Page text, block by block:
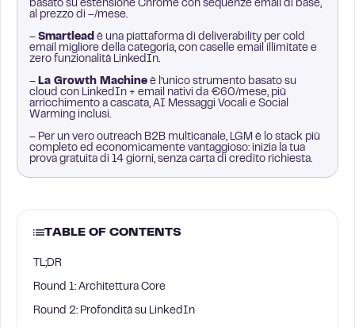
basato su estensione Chrome con sequenze email di base,
al prezzo di –/mese.
– Smartlead è una piattaforma di deliverability per cold
email migliore della categoria, con caselle email illimitate e
zero funzionalità LinkedIn.
– La Growth Machine è l’unico strumento basato su
cloud con LinkedIn + email nativi da €60/mese, più
arricchimento a cascata, AI Messaggi Vocali e Social
Warming inclusi.
– Per un vero outreach B2B multicanale, LGM è lo stack più
completo ed economicamente vantaggioso: inizia la tua
prova gratuita di 14 giorni, senza carta di credito richiesta.
TABLE OF CONTENTS
TL;DR
Round 1: Architettura Core
Round 2: Profondità su LinkedIn